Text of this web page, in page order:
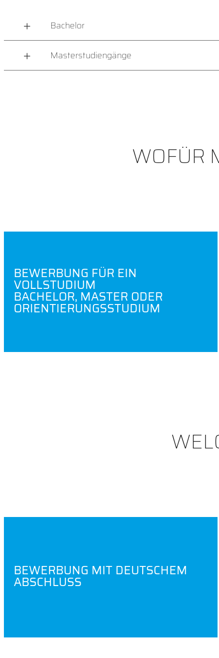
Bachelor
Masterstudiengänge
WOFÜR
BEWERBUNG FÜR EIN
VOLLSTUDIUM
BACHELOR, MASTER ODER
ORIENTIERUNGSSTUDIUM
BEWERBUNG MIT DEUTSCHEM
ABSCHLUSS